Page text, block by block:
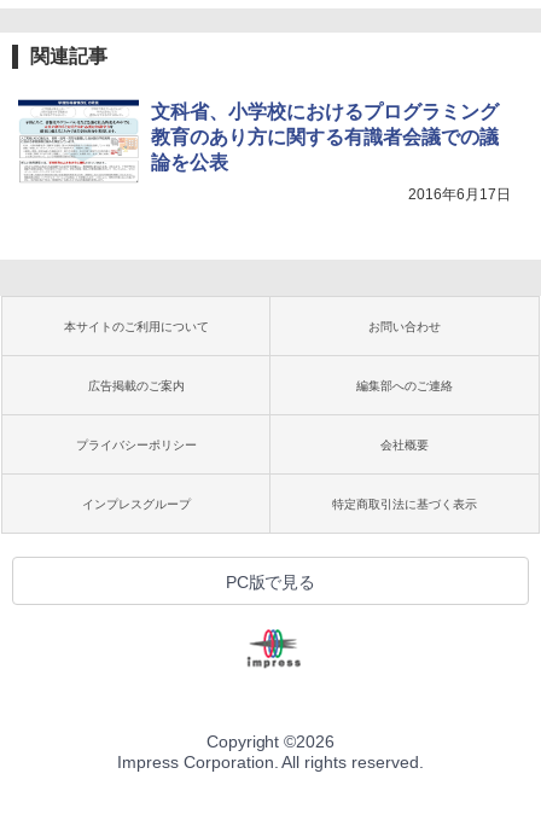
関連記事
文科省、小学校におけるプログラミング
教育のあり方に関する有識者会議での議
論を公表
2016年6月17日
本サイトのご利用について お問い合わせ
広告掲載のご案内 編集部へのご連絡
プライバシーポリシー 会社概要
インプレスグループ 特定商取引法に基づく表示
PC版で見る
Copyright ©2026
Impress Corporation. All rights reserved.